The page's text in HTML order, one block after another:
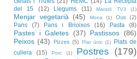
del 15
(12) Llegums (11) Marató TV3 (1)
Menjar vegetarià (45) Mona (1) Ous (2)
Pans (7) Pans i Brioixos (16) Pasta (8)
Pastes i Galetes (37) Pastissos
(86)
Peixos (43) Pizzes (5) Plat únic (1)
Plats de
cullera
(15) Porc (1) Postres (179)